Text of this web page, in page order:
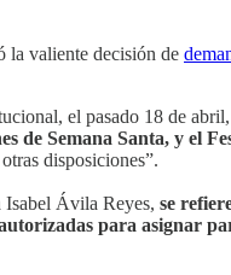
la valiente decisión de
el pasado 18 de
de Semana Santa, y el
disposiciones”.
Isabel Ávila Reyes, se
para asignar